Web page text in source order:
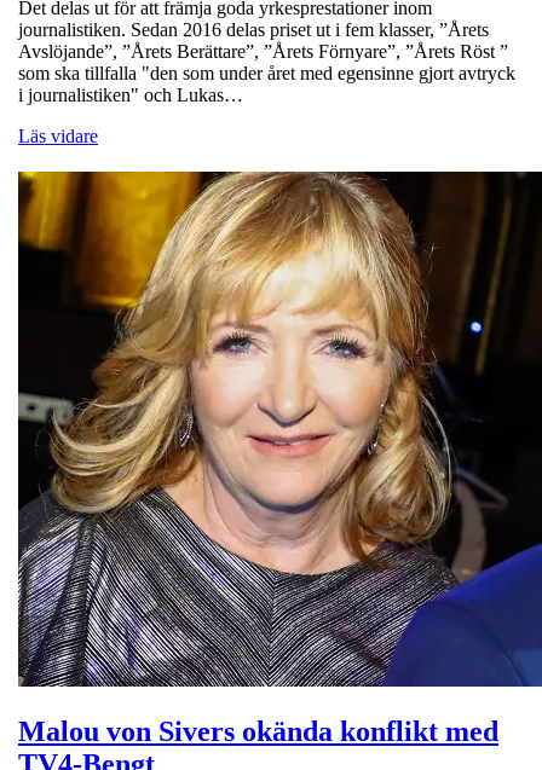
Det delas ut för att främja goda yrkesprestationer inom
journalistiken. Sedan 2016 delas priset ut i fem klasser, ”Årets
Avslöjande”, ”Årets Berättare”, ”Årets Förnyare”, ”Årets Röst ”
som ska tillfalla "den som under året med egensinne gjort avtryck
i journalistiken" och Lukas…
Läs vidare
Malou von Sivers okända konflikt med